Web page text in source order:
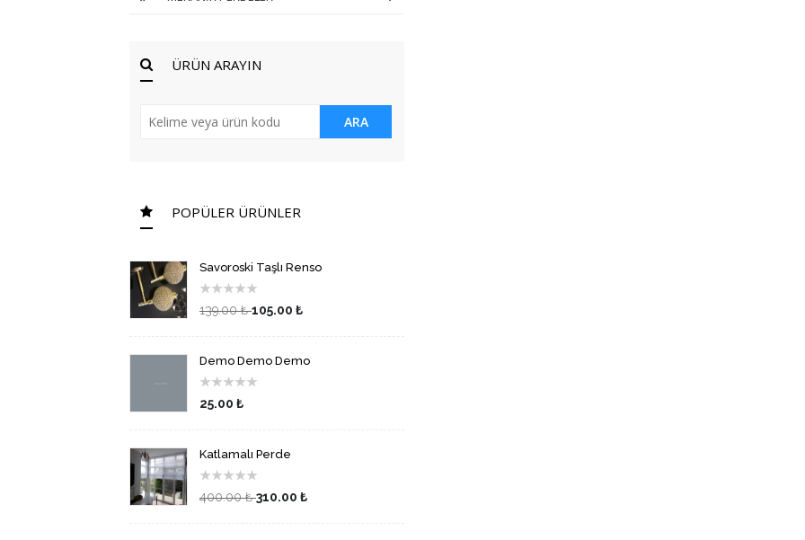
ÜRÜN ARAYIN
ARA
POPÜLER ÜRÜNLER
Savoroski Taşlı Renso
★★★★★
139.00 ₺105.00 ₺
Demo Demo Demo
★★★★★
25.00 ₺
Katlamalı Perde
★★★★★
400.00 ₺310.00 ₺